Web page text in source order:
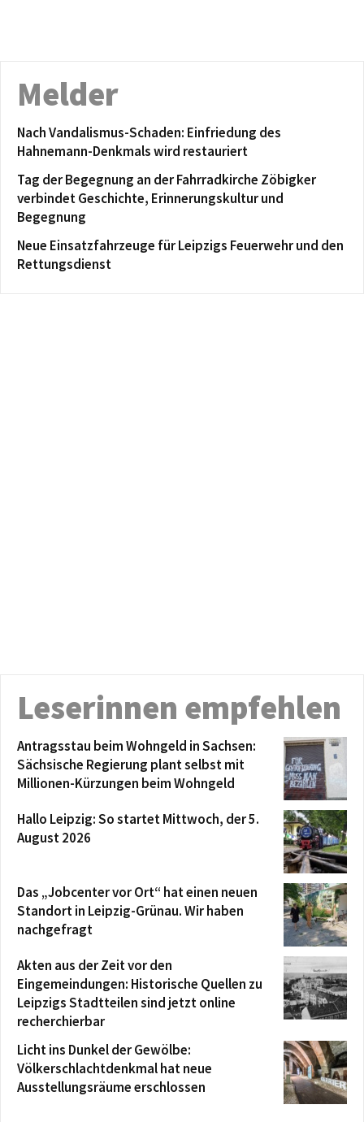
Melder
Nach Vandalismus-Schaden: Einfriedung des
Hahnemann-Denkmals wird restauriert
Tag der Begegnung an der Fahrradkirche Zöbigker
verbindet Geschichte, Erinnerungskultur und
Begegnung
Neue Einsatzfahrzeuge für Leipzigs Feuerwehr und den
Rettungsdienst
Leserinnen empfehlen
Antragsstau beim Wohngeld in Sachsen:
Sächsische Regierung plant selbst mit
Millionen-Kürzungen beim Wohngeld
Hallo Leipzig: So startet Mittwoch, der 5.
August 2026
Das „Jobcenter vor Ort“ hat einen neuen
Standort in Leipzig-Grünau. Wir haben
nachgefragt
Akten aus der Zeit vor den
Eingemeindungen: Historische Quellen zu
Leipzigs Stadtteilen sind jetzt online
recherchierbar
Licht ins Dunkel der Gewölbe:
Völkerschlachtdenkmal hat neue
Ausstellungsräume erschlossen